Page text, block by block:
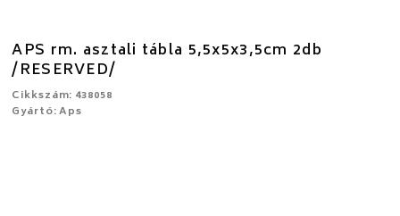
APS rm. asztali tábla 5,5x5x3,5cm 2db
/RESERVED/
Cikkszám: 438058
Gyártó: Aps